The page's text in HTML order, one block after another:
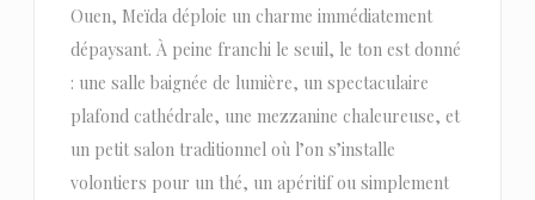
Ouen, Meïda déploie un charme immédiatement
dépaysant. À peine franchi le seuil, le ton est donné
: une salle baignée de lumière, un spectaculaire
plafond cathédrale, une mezzanine chaleureuse, et
un petit salon traditionnel où l’on s’installe
volontiers pour un thé, un apéritif ou simplement